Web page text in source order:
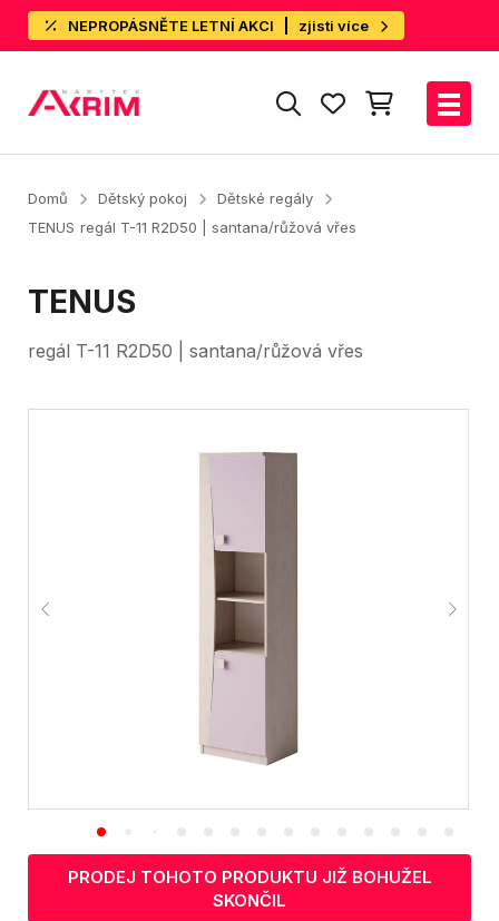
NEPROPÁSNĚTE LETNÍ AKCI zjisti více
Domů Dětský pokoj
Dětské regály
TENUS regál T-11 R2D50 | santana/růžová vřes
TENUS
regál T-11 R2D50 | santana/růžová vřes
PRODEJ TOHOTO PRODUKTU JIŽ BOHUŽEL
SKONČIL